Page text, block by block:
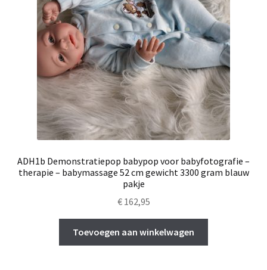
ADH1b Demonstratiepop babypop voor babyfotografie –
therapie – babymassage 52 cm gewicht 3300 gram blauw
pakje
€162,95
Toevoegen aan winkelwagen